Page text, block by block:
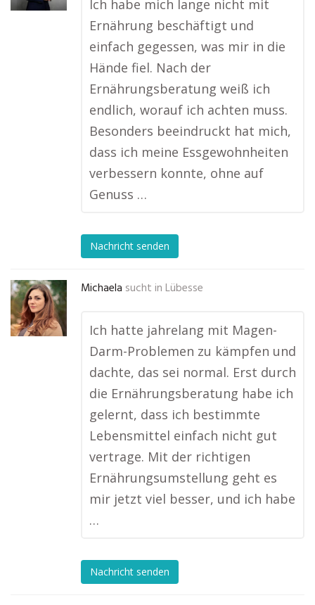
Ich habe mich lange nicht mit
Ernährung beschäftigt und
einfach gegessen, was mir in die
Hände fiel. Nach der
Ernährungsberatung weiß ich
endlich, worauf ich achten muss.
Besonders beeindruckt hat mich,
dass ich meine Essgewohnheiten
verbessern konnte, ohne auf
Genuss …
Nachricht senden
Michaela sucht in Lübesse
Ich hatte jahrelang mit Magen-
Darm-Problemen zu kämpfen und
dachte, das sei normal. Erst durch
die Ernährungsberatung habe ich
gelernt, dass ich bestimmte
Lebensmittel einfach nicht gut
vertrage. Mit der richtigen
Ernährungsumstellung geht es
mir jetzt viel besser, und ich habe
…
Nachricht senden